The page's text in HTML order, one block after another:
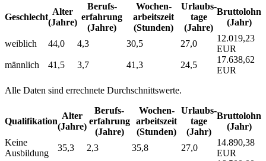
Geschlecht
Alter
(Jahre)
Berufs­
erfahrung
(Jahre)
Wochen­
arbeitszeit
(Stunden)
Urlaubs­
tage
(Jahre)
Bruttolohn
(Jahr)
weiblich 44,0 4,3 30,5 27,0
12.019,23
EUR
männlich
41,5 3,7 41,3 24,5
17.638,62
EUR
Alle Daten sind errechnete Durchschnittswerte.
Qualifikation
Alter
(Jahre)
Berufs­
erfahrung
(Jahre)
Wochen­
arbeitszeit
(Stunden)
Urlaubs­
tage
(Jahr)
Bruttolohn
(Jahr)
Keine
Ausbildung
35,3 2,3 35,8 27,0
14.890,38
EUR